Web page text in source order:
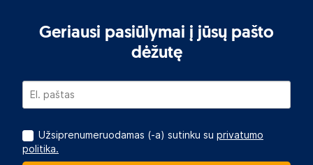
Geriausi pasiūlymai į jūsų pašto
dėžutę
Užsiprenumeruodamas (-a) sutinku su privatumo
politika.